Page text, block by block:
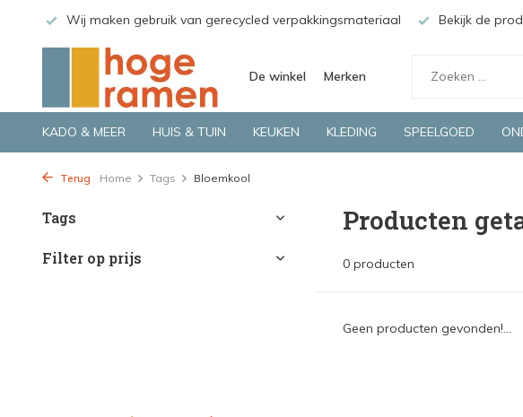
Wij maken gebruik van gerecycled verpakkingsmateriaal Bekijk de
De winkel Merken
KADO & MEER HUIS & TUIN KEUKEN KLEDING SPEELGOED
Terug Home Tags Bloemkool
Tags
Filter op prijs
Producten
0 producten
Geen producten gevonden!...